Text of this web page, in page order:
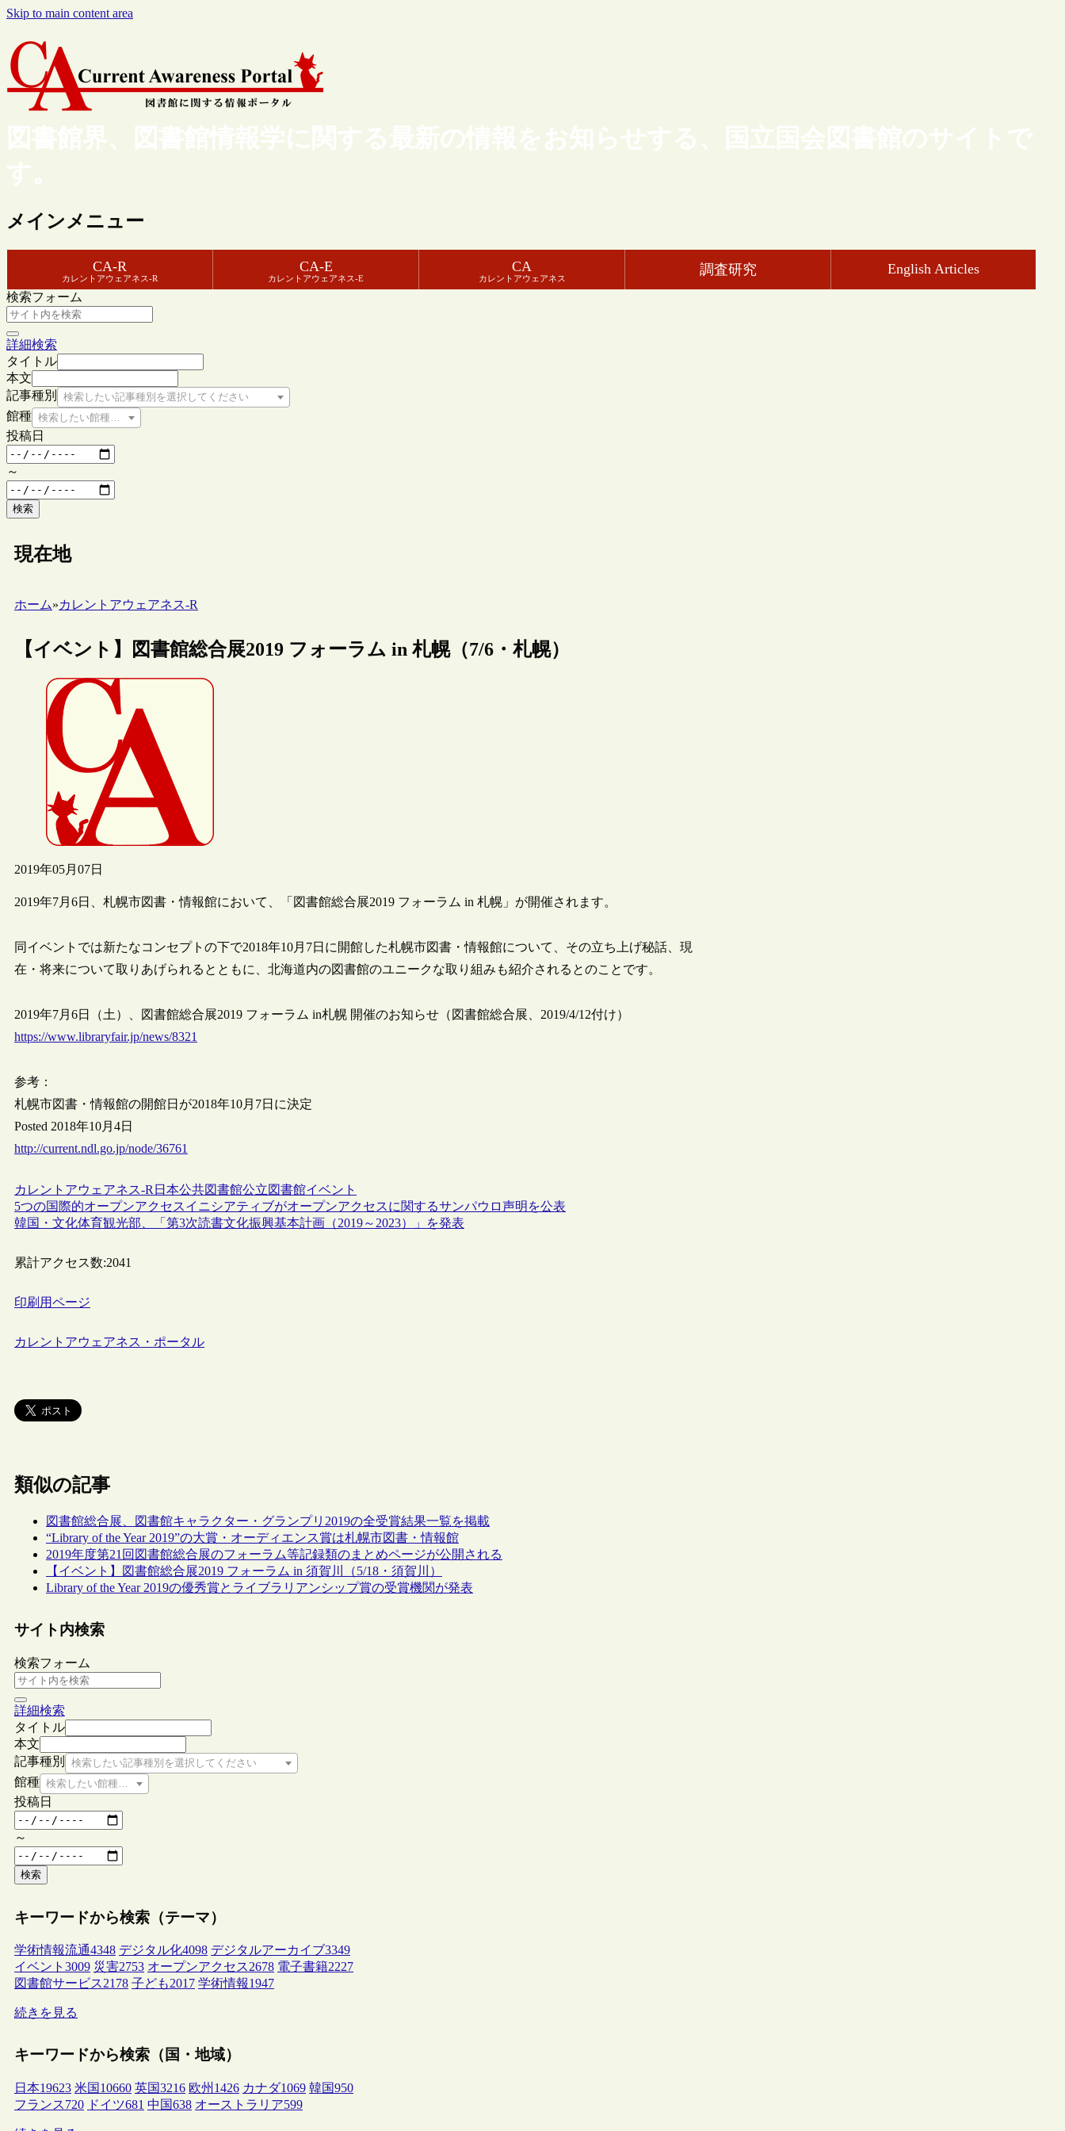
Skip to main content area
図書館界、図書館情報学に関する最新の情報をお知らせする、国立国会図書館のサイトで
す。
メインメニュー
CA-R
カレントアウェアネス-R
CA-E
カレントアウェアネス-E
CA
カレントアウェアネス
調査研究 English Articles
検索フォーム
詳細検索
タイトル
本文
記事種別
検索したい記事種別を選択してください
館種 検索したい館種を選択してください
投稿日
～
検索
現在地
ホーム»カレントアウェアネス-R
【イベント】図書館総合展2019 フォーラム in 札幌（7/6・札幌）
2019年05月07日
2019年7月6日、札幌市図書・情報館において、「図書館総合展2019 フォーラム in 札幌」が開催されます。
同イベントでは新たなコンセプトの下で2018年10月7日に開館した札幌市図書・情報館について、その立ち上げ秘話、現
在・将来について取りあげられるとともに、北海道内の図書館のユニークな取り組みも紹介されるとのことです。
2019年7月6日（土）、図書館総合展2019 フォーラム in札幌 開催のお知らせ（図書館総合展、2019/4/12付け）
https://www.libraryfair.jp/news/8321
参考：
札幌市図書・情報館の開館日が2018年10月7日に決定
Posted 2018年10月4日
http://current.ndl.go.jp/node/36761
カレントアウェアネス-R 日本公共図書館公立図書館イベント
5つの国際的オープンアクセスイニシアティブがオープンアクセスに関するサンパウロ声明を公表
韓国・文化体育観光部、「第3次読書文化振興基本計画（2019～2023）」を発表
累計アクセス数:2041
印刷用ページ
カレントアウェアネス・ポータル
類似の記事
図書館総合展、図書館キャラクター・グランプリ2019の全受賞結果一覧を掲載
“Library of the Year 2019”の大賞・オーディエンス賞は札幌市図書・情報館
2019年度第21回図書館総合展のフォーラム等記録類のまとめページが公開される
【イベント】図書館総合展2019 フォーラム in 須賀川（5/18・須賀川）
Library of the Year 2019の優秀賞とライブラリアンシップ賞の受賞機関が発表
サイト内検索
検索フォーム
詳細検索
タイトル
本文
記事種別
検索したい記事種別を選択してください
館種 検索したい館種を選択してください
投稿日
～
検索
キーワードから検索（テーマ）
学術情報流通4348 デジタル化4098 デジタルアーカイブ3349
イベント 3009 災害2753 オープンアクセス2678 電子書籍2227
図書館サービス2178 子ども2017 学術情報1947
続きを見る
キーワードから検索（国・地域）
日本19623 米国 10660 英国3216 欧州 1426 カナダ1069 韓国950
フランス720 ドイツ681 中国638 オーストラリア599